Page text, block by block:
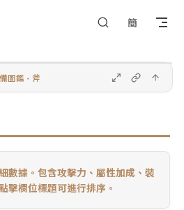
簡
圖鑑 - 斧
數據。包含攻擊力、屬性加成、裝
擊欄位標題可進行排序。